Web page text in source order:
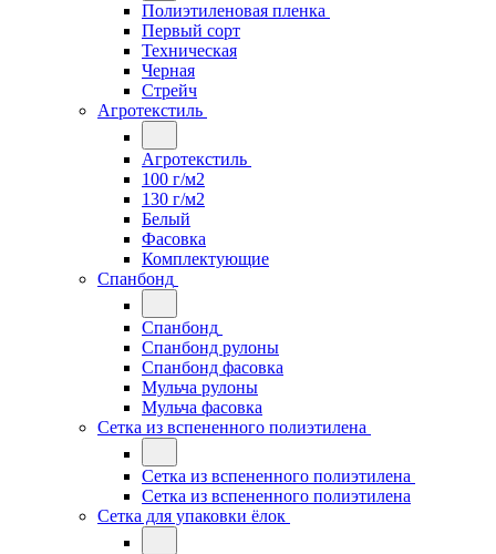
Полиэтиленовая пленка
Первый сорт
Техническая
Черная
Стрейч
Агротекстиль
Агротекстиль
100 г/м2
130 г/м2
Белый
Фасовка
Комплектующие
Спанбонд
Спанбонд
Спанбонд рулоны
Спанбонд фасовка
Мульча рулоны
Мульча фасовка
Сетка из вспененного полиэтилена
Сетка из вспененного полиэтилена
Сетка из вспененного полиэтилена
Сетка для упаковки ёлок